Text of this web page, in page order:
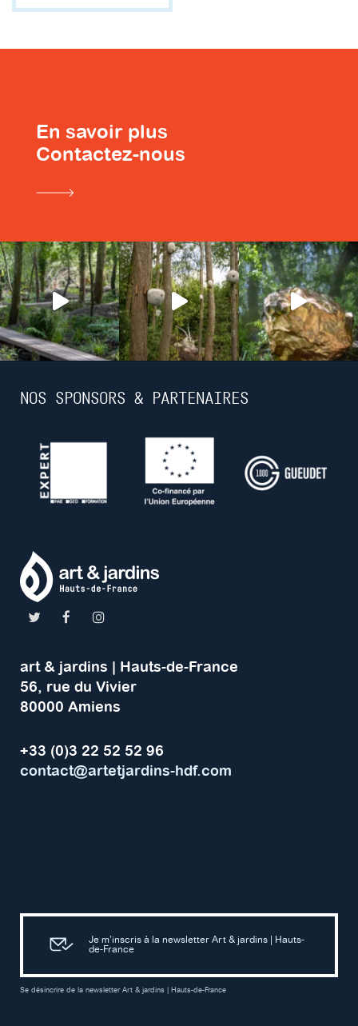
En savoir plus
Contactez-nous
NOS SPONSORS & PARTENAIRES
art & jardins | Hauts-de-France
56, rue du Vivier
80000 Amiens
+33 (0)3 22 52 52 96
contact@artetjardins-hdf.com
Je m’inscris à la newsletter Art & jardins | Hauts-
de-France
Se désincrire de la newsletter Art & jardins | Hauts-de-France